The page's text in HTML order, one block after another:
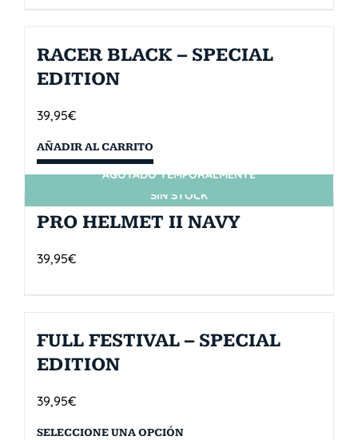
RACER BLACK – SPECIAL
EDITION
39,95€
AÑADIR AL CARRITO
SIN STOCK
AGOTADO TEMPORALMENTE
PRO HELMET II NAVY
39,95€
FULL FESTIVAL – SPECIAL
EDITION
39,95€
SELECCIONE UNA OPCIÓN